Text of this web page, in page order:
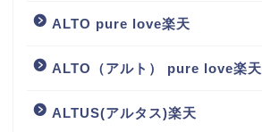
ALTO pure love楽天
ALTO（アルト） pure love楽天
ALTUS(アルタス)楽天